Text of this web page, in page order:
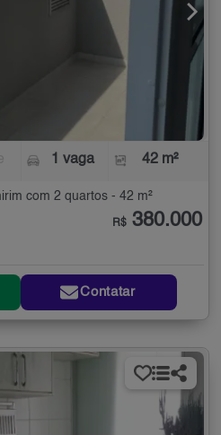
1 vaga 42 m²
com 2 quartos - 42 m²
R$ 380.000
Contatar